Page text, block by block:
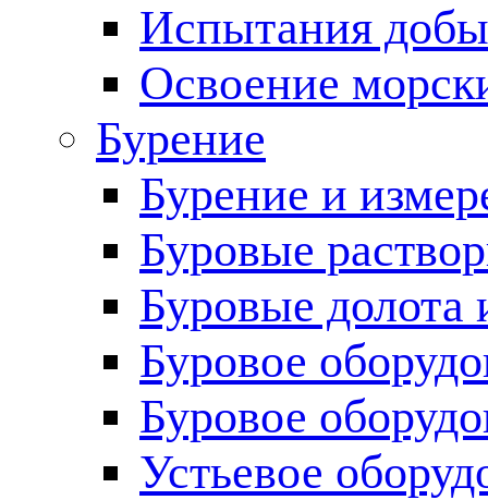
Испытания
Освоение
Бурение
Бурение и
Буровые
Буровые долота
Буровое
Буровое
Устьевое